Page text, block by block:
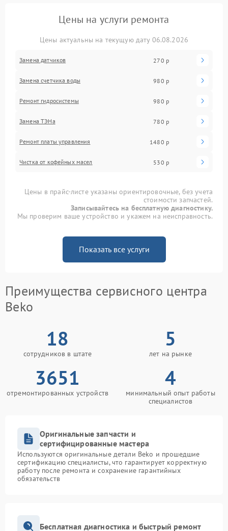
Цены на услуги ремонта
Цены актуальны на текущую дату 06.08.2026
Замена датчиков 270 р
Замена счетчика воды 980 р
Ремонт гидросистемы 980 р
Замена ТЭНа 780 р
Ремонт платы управления 1480 р
Чистка от кофейных масел 530 р
Цены в прайс-листе указаны ориентировочные, без учета
стоимости запчастей.
Записывайтесь на бесплатную диагностику.
Мы проверим ваше устройство и укажем на неисправность.
Показать все услуги
Преимущества сервисного центра
Beko
18
сотрудников в штате
5
лет на рынке
3651
отремонтированных устройств
4
минимальный опыт работы
специалистов
Оригинальные запчасти и
сертифицированные мастера
Используются оригинальные детали Beko и прошедшие
сертификацию специалисты, что гарантирует корректную
работу после ремонта и сохранение гарантийных
обязательств
Бесплатная диагностика и быстрый ремонт